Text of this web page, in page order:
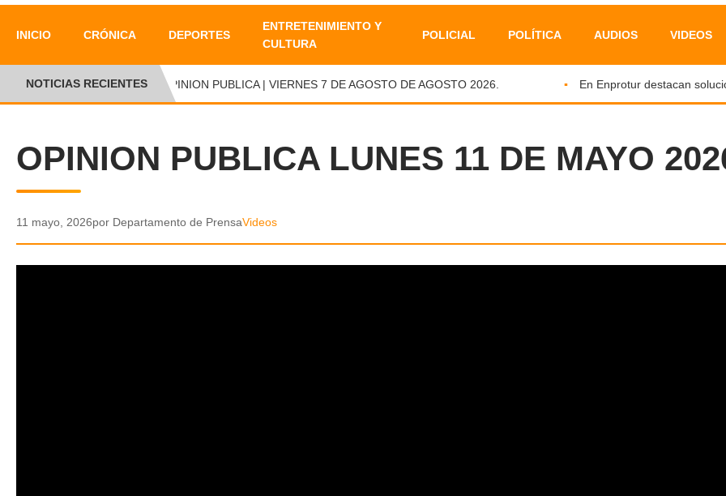
INICIO CRÓNICA DEPORTES
ENTRETENIMIENTO Y
CULTURA
POLICIAL POLÍTICA AUDIOS VIDEOS
NOTICIAS RECIENTESOPINION PUBLICA | VIERNES 7 DE AGOSTO DE AGOSTO 2026. En Enprotur destacan
OPINION PUBLICA LUNES 11 DE MAYO
11 mayo, 2026por Departamento de PrensaVideos